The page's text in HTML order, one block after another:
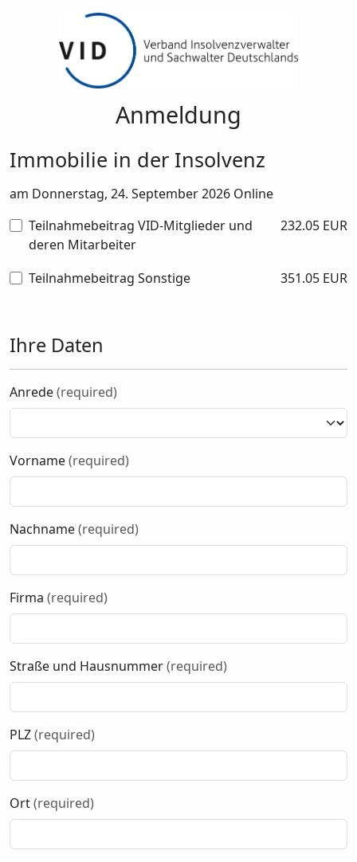
Anmeldung
Immobilie in der Insolvenz
am Donnerstag, 24. September 2026 Online
Teilnahmebeitrag VID-Mitglieder und
deren Mitarbeiter
232.05 EUR
Teilnahmebeitrag Sonstige 351.05 EUR
Ihre Daten
Anrede(required)
Vorname(required)
Nachname(required)
Firma (required)
Straße und Hausnummer(required)
PLZ(required)
Ort(required)